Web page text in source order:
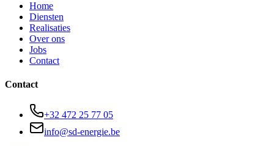
Home
Diensten
Realisaties
Over ons
Jobs
Contact
Contact
+32 472 25 77 05
info@sd-energie.be